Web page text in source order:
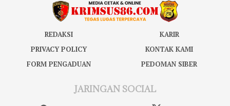
REDAKSI
KARIR
PRIVACY POLICY
KONTAK KAMI
FORM PENGADUAN
PEDOMAN SIBER
JARINGAN SOCIAL